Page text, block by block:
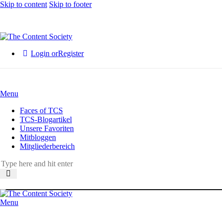
Skip to content Skip to footer
Login orRegister
Menu
Faces of TCS
TCS-Blogartikel
Unsere Favoriten
Mitbloggen
Mitgliederbereich
Menu